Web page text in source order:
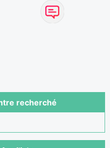
recherché